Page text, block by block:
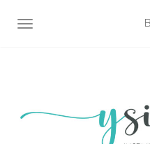
ALTERNAR